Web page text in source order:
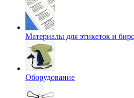
Материалы для этикеток и
Оборудование